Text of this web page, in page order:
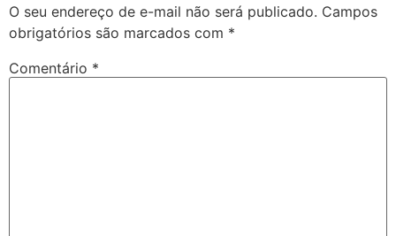
O seu endereço de e-mail não será publicado. Campos
obrigatórios são marcados com *
Comentário *